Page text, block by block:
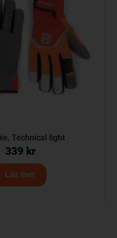
Technical light
339 kr
Läs mer